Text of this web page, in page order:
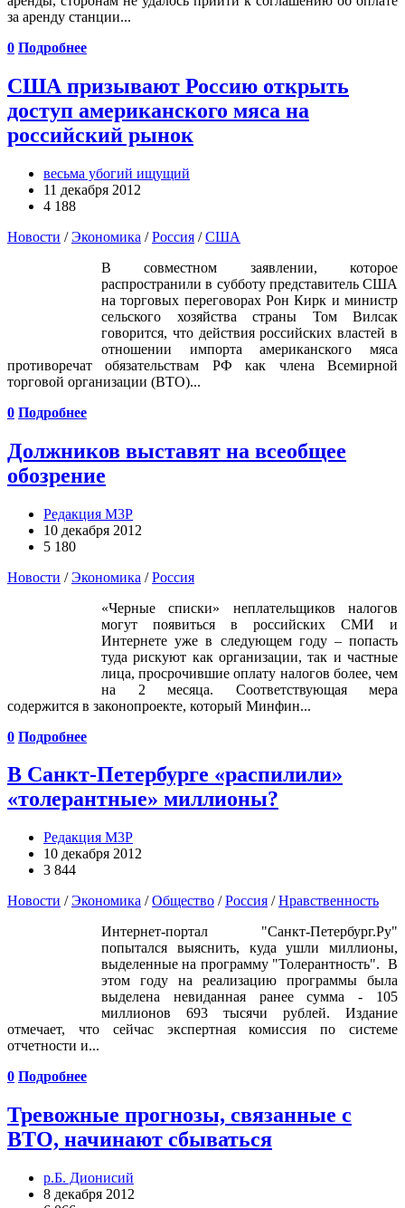
за аренду станции...
0 Подробнее
США призывают Россию открыть
доступ американского мяса на
российский рынок
весьма убогий ищущий
11 декабря 2012
4 188
Новости /Экономика /Россия /США
В совместном заявлении, которое
распространили в субботу представитель США
на торговых переговорах Рон Кирк и министр
сельского хозяйства страны Том Вилсак
говорится, что действия российских властей в
отношении импорта американского мяса
противоречат обязательствам РФ как члена Всемирной
торговой организации (ВТО)...
0 Подробнее
Должников выставят на всеобщее
обозрение
Редакция М3Р
10 декабря 2012
5 180
Новости /Экономика /Россия
«Черные списки» неплательщиков налогов
могут появиться в российских СМИ и
Интернете уже в следующем году – попасть
туда рискуют как организации, так и частные
лица, просрочившие оплату налогов более, чем
на 2 месяца. Соответствующая мера
содержится в законопроекте, который Минфин...
0 Подробнее
В Санкт-Петербурге «распилили»
«толерантные» миллионы?
Редакция М3Р
10 декабря 2012
3 844
Новости /Экономика /Общество /Россия /Нравственность
Интернет-портал "Санкт-Петербург.Ру"
попытался выяснить, куда ушли миллионы,
выделенные на программу "Толерантность". В
этом году на реализацию программы была
выделена невиданная ранее сумма - 105
миллионов 693 тысячи рублей. Издание
отмечает, что сейчас экспертная комиссия по системе
отчетности и...
0 Подробнее
Тревожные прогнозы, связанные с
ВТО, начинают сбываться
р.Б. Дионисий
8 декабря 2012